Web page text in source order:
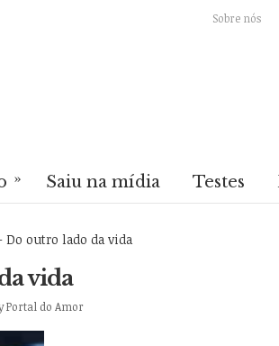
Sobre nós
» Saiu na mídia Testes
outro lado da vida
vida
Portal do Amor